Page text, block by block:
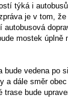
týká i
je v tom,
mostek úplně
bude vedena po
a dále směr
trase bude